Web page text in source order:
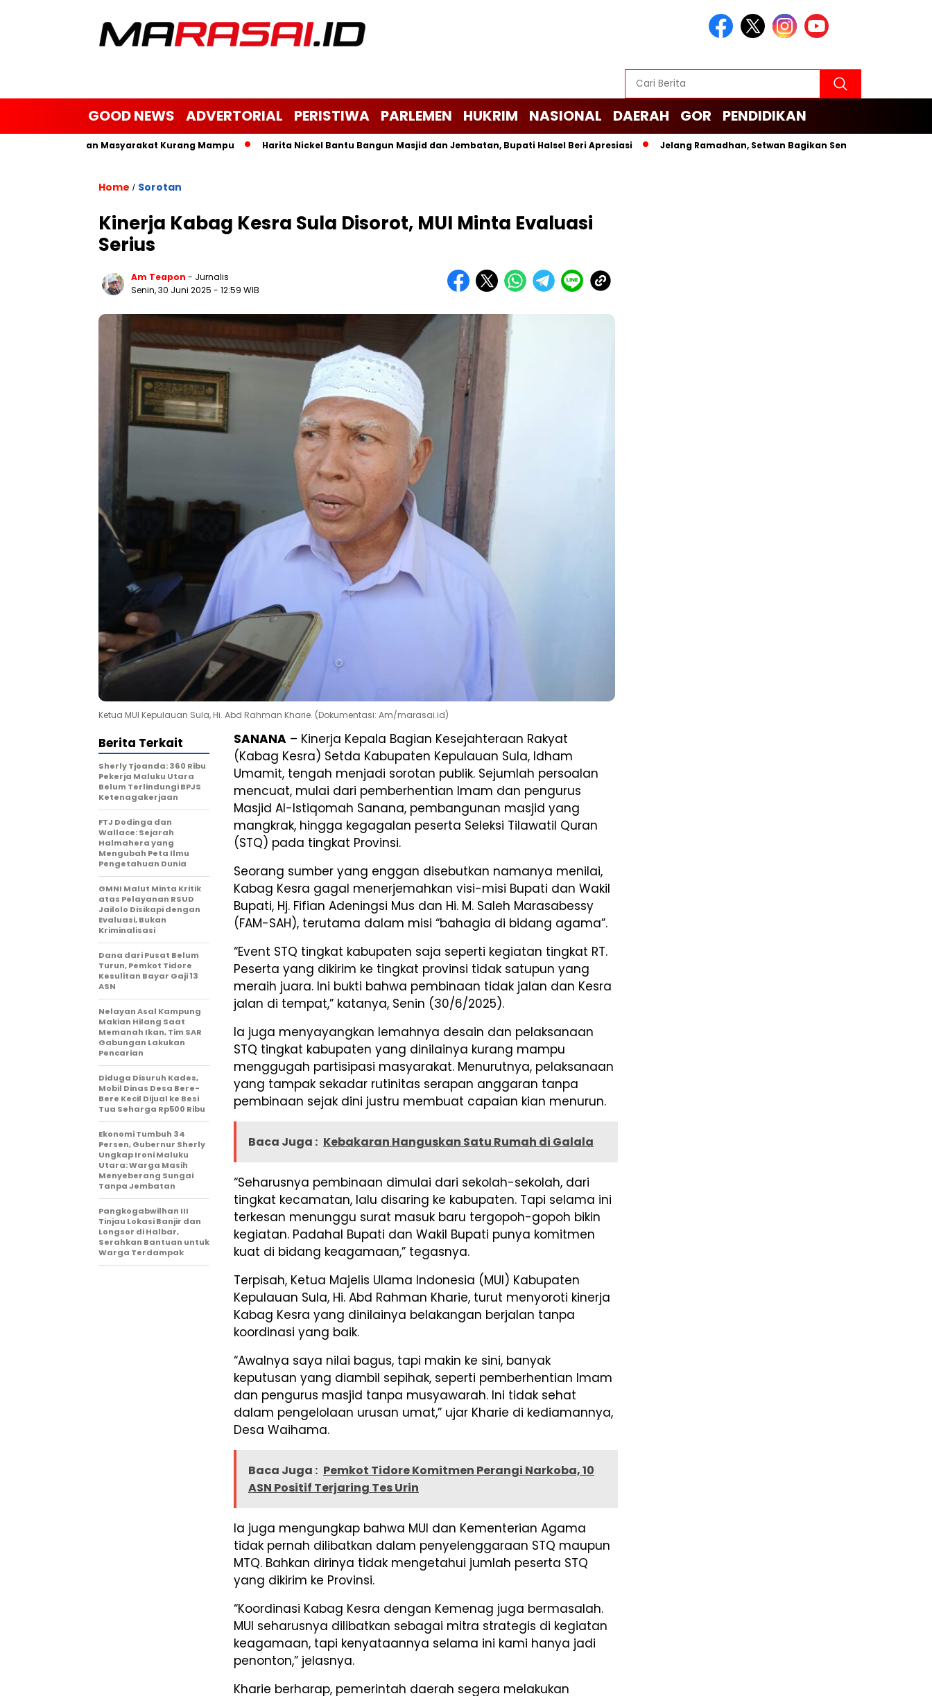
GOOD NEWS ADVERTORIAL PERISTIWA PARLEMEN HUKRIM NASIONAL DAERAH GOR PENDIDIKAN
Janda dan Masyarakat Kurang Mampu Harita Nickel Bantu Bangun Masjid dan Jembatan, Bupati Halsel Beri Apresiasi Jelang Ramadhan, Setwan Bagikan Sembako untuk Cleaning
Home / Sorotan
Kinerja Kabag Kesra Sula Disorot, MUI Minta Evaluasi
Serius
Am Teapon - Jurnalis
Senin, 30 Juni 2025 - 12:59 WIB
Ketua MUI Kepulauan Sula, Hi. Abd Rahman Kharie. (Dokumentasi: Am/marasai.id)
SANANA – Kinerja Kepala Bagian Kesejahteraan Rakyat
(Kabag Kesra) Setda Kabupaten Kepulauan Sula, Idham
Umamit, tengah menjadi sorotan publik. Sejumlah persoalan
mencuat, mulai dari pemberhentian Imam dan pengurus
Masjid Al-Istiqomah Sanana, pembangunan masjid yang
mangkrak, hingga kegagalan peserta Seleksi Tilawatil Quran
(STQ) pada tingkat Provinsi.
Seorang sumber yang enggan disebutkan namanya menilai,
Kabag Kesra gagal menerjemahkan visi-misi Bupati dan Wakil
Bupati, Hj. Fifian Adeningsi Mus dan Hi. M. Saleh Marasabessy
(FAM-SAH), terutama dalam misi “bahagia di bidang agama”.
“Event STQ tingkat kabupaten saja seperti kegiatan tingkat RT.
Peserta yang dikirim ke tingkat provinsi tidak satupun yang
meraih juara. Ini bukti bahwa pembinaan tidak jalan dan Kesra
jalan di tempat,” katanya, Senin (30/6/2025).
Ia juga menyayangkan lemahnya desain dan pelaksanaan
STQ tingkat kabupaten yang dinilainya kurang mampu
menggugah partisipasi masyarakat. Menurutnya, pelaksanaan
yang tampak sekadar rutinitas serapan anggaran tanpa
pembinaan sejak dini justru membuat capaian kian menurun.
Baca Juga : Kebakaran Hanguskan Satu Rumah di Galala
“Seharusnya pembinaan dimulai dari sekolah-sekolah, dari
tingkat kecamatan, lalu disaring ke kabupaten. Tapi selama ini
terkesan menunggu surat masuk baru tergopoh-gopoh bikin
kegiatan. Padahal Bupati dan Wakil Bupati punya komitmen
kuat di bidang keagamaan,” tegasnya.
Terpisah, Ketua Majelis Ulama Indonesia (MUI) Kabupaten
Kepulauan Sula, Hi. Abd Rahman Kharie, turut menyoroti kinerja
Kabag Kesra yang dinilainya belakangan berjalan tanpa
koordinasi yang baik.
“Awalnya saya nilai bagus, tapi makin ke sini, banyak
keputusan yang diambil sepihak, seperti pemberhentian Imam
dan pengurus masjid tanpa musyawarah. Ini tidak sehat
dalam pengelolaan urusan umat,” ujar Kharie di kediamannya,
Desa Waihama.
Baca Juga : Pemkot Tidore Komitmen Perangi Narkoba, 10
ASN Positif Terjaring Tes Urin
Ia juga mengungkap bahwa MUI dan Kementerian Agama
tidak pernah dilibatkan dalam penyelenggaraan STQ maupun
MTQ. Bahkan dirinya tidak mengetahui jumlah peserta STQ
yang dikirim ke Provinsi.
“Koordinasi Kabag Kesra dengan Kemenag juga bermasalah.
MUI seharusnya dilibatkan sebagai mitra strategis di kegiatan
keagamaan, tapi kenyataannya selama ini kami hanya jadi
penonton,” jelasnya.
Kharie berharap, pemerintah daerah segera melakukan
Berita Terkait
Sherly Tjoanda: 360 Ribu
Pekerja Maluku Utara
Belum Terlindungi BPJS
Ketenagakerjaan
FTJ Dodinga dan
Wallace: Sejarah
Halmahera yang
Mengubah Peta Ilmu
Pengetahuan Dunia
GMNI Malut Minta Kritik
atas Pelayanan RSUD
Jailolo Disikapi dengan
Evaluasi, Bukan
Kriminalisasi
Dana dari Pusat Belum
Turun, Pemkot Tidore
Kesulitan Bayar Gaji 13
ASN
Nelayan Asal Kampung
Makian Hilang Saat
Memanah Ikan, Tim SAR
Gabungan Lakukan
Pencarian
Diduga Disuruh Kades,
Mobil Dinas Desa Bere-
Bere Kecil Dijual ke Besi
Tua Seharga Rp500 Ribu
Ekonomi Tumbuh 34
Persen, Gubernur Sherly
Ungkap Ironi Maluku
Utara: Warga Masih
Menyeberang Sungai
Tanpa Jembatan
Pangkogabwilhan III
Tinjau Lokasi Banjir dan
Longsor di Halbar,
Serahkan Bantuan untuk
Warga Terdampak